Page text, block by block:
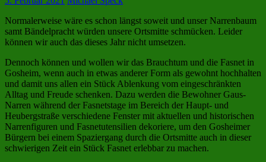
Normalerweise wäre es schon längst soweit und unser Narrenbaum
samt Bändelpracht würden unsere Ortsmitte schmücken. Leider
können wir auch das dieses Jahr nicht umsetzen.
Dennoch können und wollen wir das Brauchtum und die Fasnet in
Gosheim, wenn auch in etwas anderer Form als gewohnt hochhalten
und damit uns allen ein Stück Ablenkung vom eingeschränkten
Alltag und Freude schenken. Dazu werden die Bewohner Gaus-
Narren während der Fasnetstage im Bereich der Haupt- und
Heubergstraße verschiedene Fenster mit aktuellen und historischen
Narrenfiguren und Fasnetutensilien dekoriere, um den Gosheimer
Bürgern bei einem Spaziergang durch die Ortsmitte auch in dieser
schwierigen Zeit ein Stück Fasnet erlebbar zu machen.